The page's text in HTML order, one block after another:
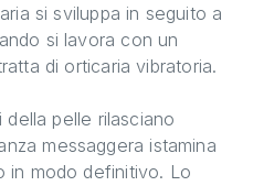
si sviluppa in seguito a
si lavora con un
di orticaria vibratoria.
pelle rilasciano
messaggera istamina
in modo definitivo. Lo